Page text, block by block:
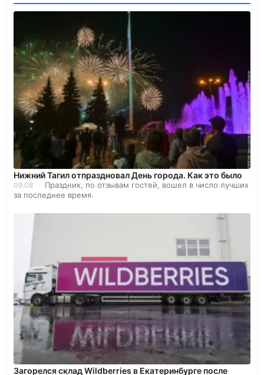
Нижний Тагил отпраздновал День города. Как это было
09.08
Праздник, по отзывам гостей, вошел в число лучших
за последнее время.
Загорелся склад Wildberries в Екатеринбурге после